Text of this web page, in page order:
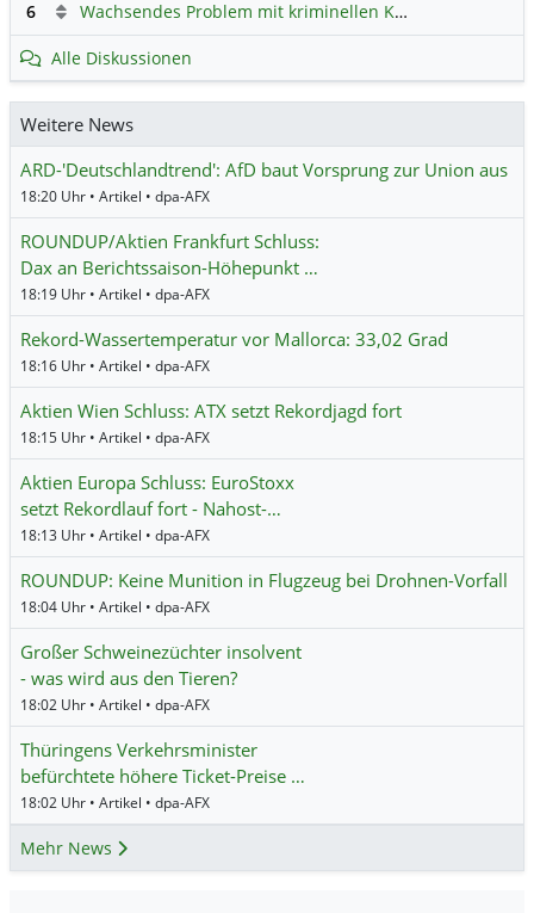
6 Wachsendes Problem mit kriminellen Kunden im Online-Handel
Alle Diskussionen
Weitere News
ARD-'Deutschlandtrend': AfD baut Vorsprung zur Union aus
18:20 Uhr • Artikel • dpa-AFX
ROUNDUP/Aktien Frankfurt Schluss:
Dax an Berichtssaison-Höhepunkt …
18:19 Uhr • Artikel • dpa-AFX
Rekord-Wassertemperatur vor Mallorca: 33,02 Grad
18:16 Uhr • Artikel • dpa-AFX
Aktien Wien Schluss: ATX setzt Rekordjagd fort
18:15 Uhr • Artikel • dpa-AFX
Aktien Europa Schluss: EuroStoxx
setzt Rekordlauf fort - Nahost-…
18:13 Uhr • Artikel • dpa-AFX
ROUNDUP: Keine Munition in Flugzeug bei Drohnen-Vorfall
18:04 Uhr • Artikel • dpa-AFX
Großer Schweinezüchter insolvent
- was wird aus den Tieren?
18:02 Uhr • Artikel • dpa-AFX
Thüringens Verkehrsminister
befürchtete höhere Ticket-Preise …
18:02 Uhr • Artikel • dpa-AFX
Mehr News